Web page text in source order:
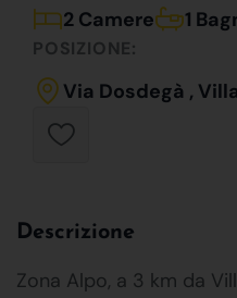
2 Camere 1
POSIZIONE:
Via Dosdegà ,
Descrizione
Zona Alpo, a 3 km da